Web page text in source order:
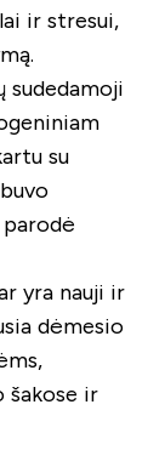
ir stresui,
sudedamoji
su
parodė
yra nauji ir
dėmesio
šakose ir